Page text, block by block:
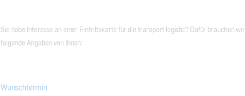
Sie habe Interesse an einer Eintrittskarte für die transport logistic? Dafür brauchen wir
folgende Angaben von Ihnen:
Wunschtermin